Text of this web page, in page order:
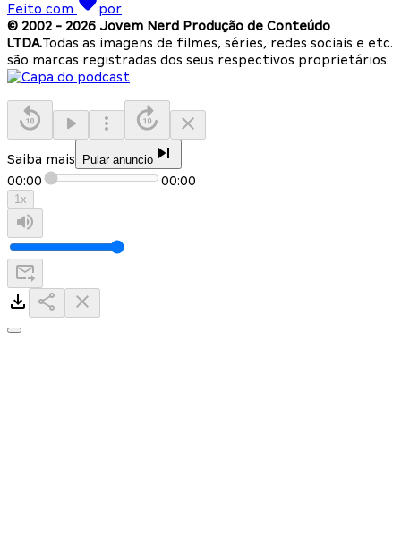
Feito com
por
© 2002 - 2026 Jovem Nerd Produção de Conteúdo
LTDA.Todas as imagens de filmes, séries, redes sociais e etc.
são marcas registradas dos seus respectivos proprietários.
Saiba mais Pular anuncio
00:00 00:00
1x